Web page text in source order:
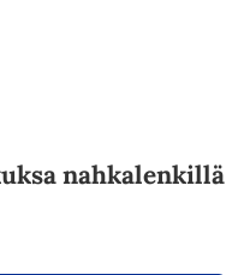
nahkalenkillä